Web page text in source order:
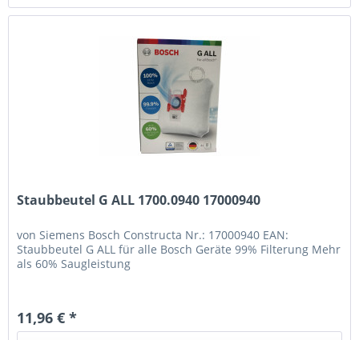
Staubbeutel G ALL 1700.0940 17000940
von Siemens Bosch Constructa Nr.: 17000940 EAN:
Staubbeutel G ALL für alle Bosch Geräte 99% Filterung Mehr
als 60% Saugleistung
11,96 € *